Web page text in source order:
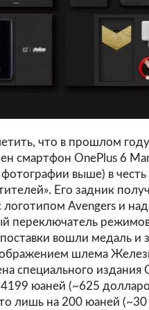
что в прошлом
смартфон OnePlus 6
фотографии выше) в
Его задник
логотипом Avengers и
переключатель
вошли медаль и
шлема
специального издания
4199 юаней (~625
лишь на 200 юаней